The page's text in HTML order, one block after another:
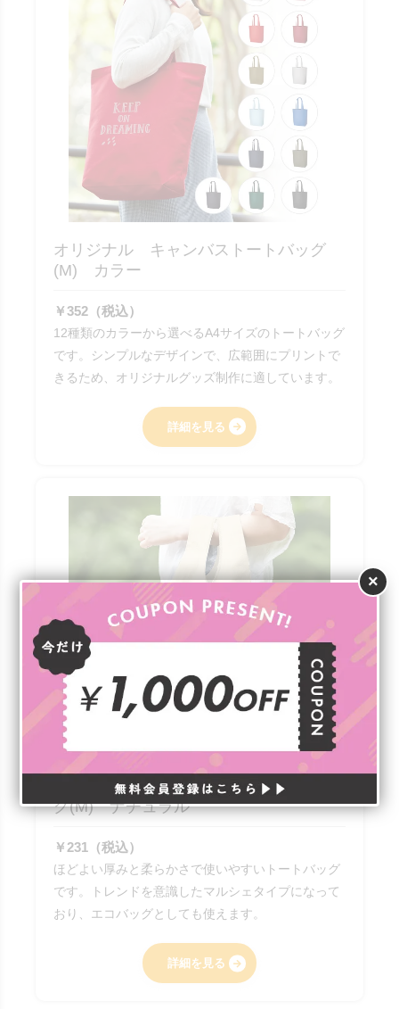
×
オリジナル キャンバストートバッグ
(M) カラー
￥352（税込）
12種類のカラーから選べるA4サイズのトートバッグ
です。シンプルなデザインで、広範囲にプリントで
きるため、オリジナルグッズ制作に適しています。
詳細を見る
オリジナル 厚手コットンマルシェバッ
グ(M) ナチュラル
￥231（税込）
ほどよい厚みと柔らかさで使いやすいトートバッグ
です。トレンドを意識したマルシェタイプになって
おり、エコバッグとしても使えます。
詳細を見る